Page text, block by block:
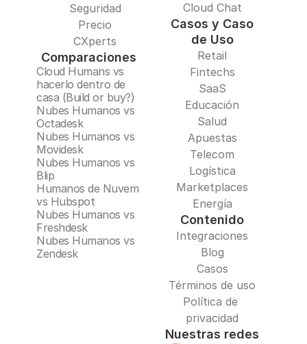
Seguridad
Precio
CXperts
Comparaciones
Cloud Humans vs
hacerlo dentro de
casa (Build or buy?)
Nubes Humanos vs
Octadesk
Nubes Humanos vs
Movidesk
Nubes Humanos vs
Blip
Humanos de Nuvem
vs Hubspot
Nubes Humanos vs
Freshdesk
Nubes Humanos vs
Zendesk
Cloud Chat
Casos y Caso
de Uso
Retail
Fintechs
SaaS
Educación
Salud
Apuestas
Telecom
Logística
Marketplaces
Energía
Contenido
Integraciones
Blog
Casos
Términos de uso
Política de
privacidad
Nuestras redes